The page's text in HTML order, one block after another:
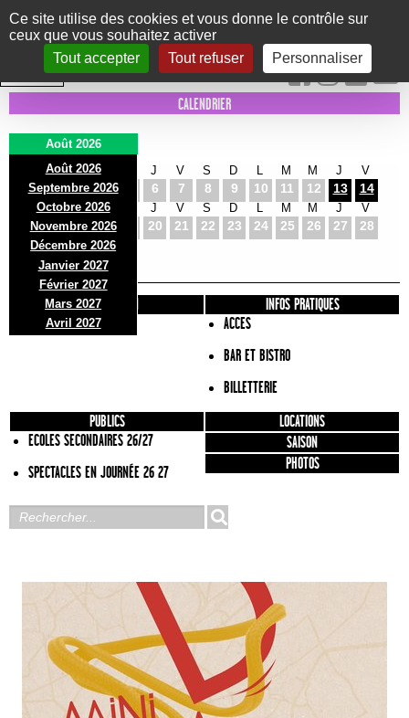
Panneau de gestion des cookies
Ce site utilise des cookies et vous donne le contrôle sur
ceux que vous souhaitez activer
Tout accepter
Tout refuser Personnaliser
Le Marni
CONCERTS DANSE/CIRQUE THÉÂTRE KIDS EXPOS EVENTS
INTRA MUROS
CALENDRIER
Août 2026
Août 2026
Septembre 2026
Octobre 2026
Novembre 2026
Décembre 2026
Janvier 2027
Février 2027
Mars 2027
Avril 2027
D
2
L
3
M
4
J
6
V
7
S
8
D
9 10
M
11
M
12
J
13
V
14
D
16
L
17
M
18
J
20
V
21
S
22
D
23 24
M
25
M
26
J
27
V
28
D
30
L
31
PRÉSENTATION
INFOS PRATIQUES
ACCES
BAR ET BISTRO
BILLETTERIE
PUBLICS
ECOLES SECONDAIRES 26/27
SPECTACLES EN JOURNÉE 26 27
LOCATIONS
SAISON
PHOTOS